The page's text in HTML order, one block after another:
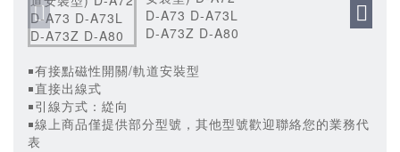
￭有接點磁性開關/軌道安裝型
￭直接出線式
￭引線方式：緃向
￭線上商品僅提供部分型號，其他型號歡迎聯絡您的業務代
表